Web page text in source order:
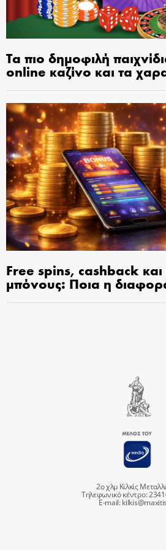
Τα πιο δημοφιλή
online καζίνο και τα
Free spins, cashback
μπόνους: Ποια η
2ο χλμ Κιλκίς
Τηλεφωνικό κέντρο:
E-mail: